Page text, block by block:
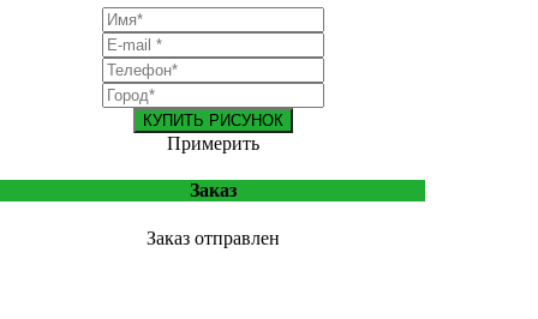
КУПИТЬ РИСУНОК
Примерить
Заказ
Заказ отправлен